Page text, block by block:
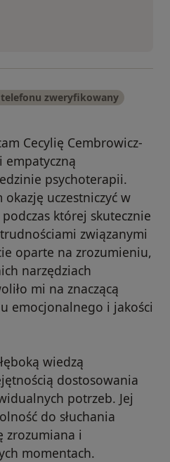
zweryfikowany
Cecylię Cembrowicz-
psychoterapii.
uczestniczyć w
której skutecznie
związanymi
oparte na zrozumieniu,
narzędziach
mi na znaczącą
emocjonalnego i jakości
wiedzą
dostosowania
potrzeb. Jej
do słuchania
zrozumiana i
momentach.